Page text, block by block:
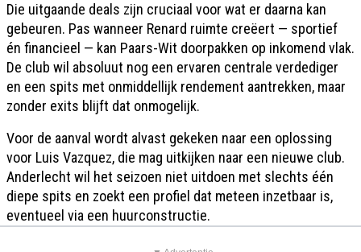
Die uitgaande deals zijn cruciaal voor wat er daarna kan
gebeuren. Pas wanneer Renard ruimte creëert — sportief
én financieel — kan Paars-Wit doorpakken op inkomend vlak.
De club wil absoluut nog een ervaren centrale verdediger
en een spits met onmiddellijk rendement aantrekken, maar
zonder exits blijft dat onmogelijk.
Voor de aanval wordt alvast gekeken naar een oplossing
voor Luis Vazquez, die mag uitkijken naar een nieuwe club.
Anderlecht wil het seizoen niet uitdoen met slechts één
diepe spits en zoekt een profiel dat meteen inzetbaar is,
eventueel via een huurconstructie.